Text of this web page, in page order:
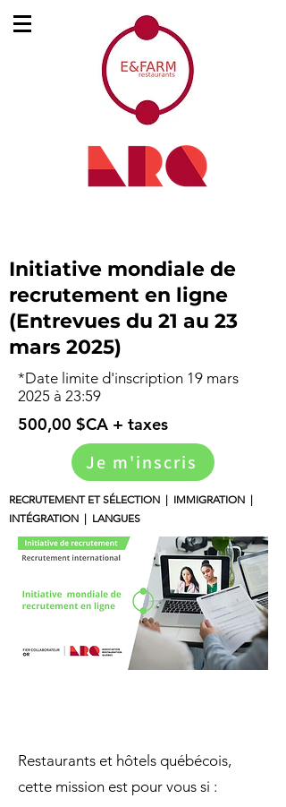
Initiative mondiale de
recrutement en ligne
(Entrevues du 21 au 23
mars 2025)
*Date limite d'inscription 19 mars
2025 à 23:59
500,00 $CA + taxes
Je m'inscris
RECRUTEMENT ET SÉLECTION | IMMIGRATION |
INTÉGRATION | LANGUES
Restaurants et hôtels québécois,
cette mission est pour vous si :